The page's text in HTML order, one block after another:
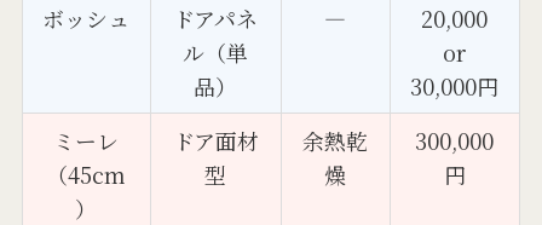
ボッシュ
ドアパネ
ル（単
品）
―
20,000
or
30,000円
ミーレ
（45cm
）
ドア面材
型
余熱乾
燥
300,000
円